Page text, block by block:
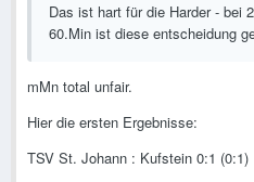
Das ist hart für die Harder - bei
60.Min ist diese entscheidung
mMn total unfair.
Hier die ersten Ergebnisse:
TSV St. Johann : Kufstein 0:1 (0:1)